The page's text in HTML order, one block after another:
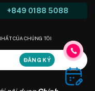
+849 0188 5088
CỦA CHÚNG TÔI